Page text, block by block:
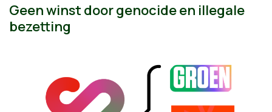
Geen winst door genocide en illegale
bezetting